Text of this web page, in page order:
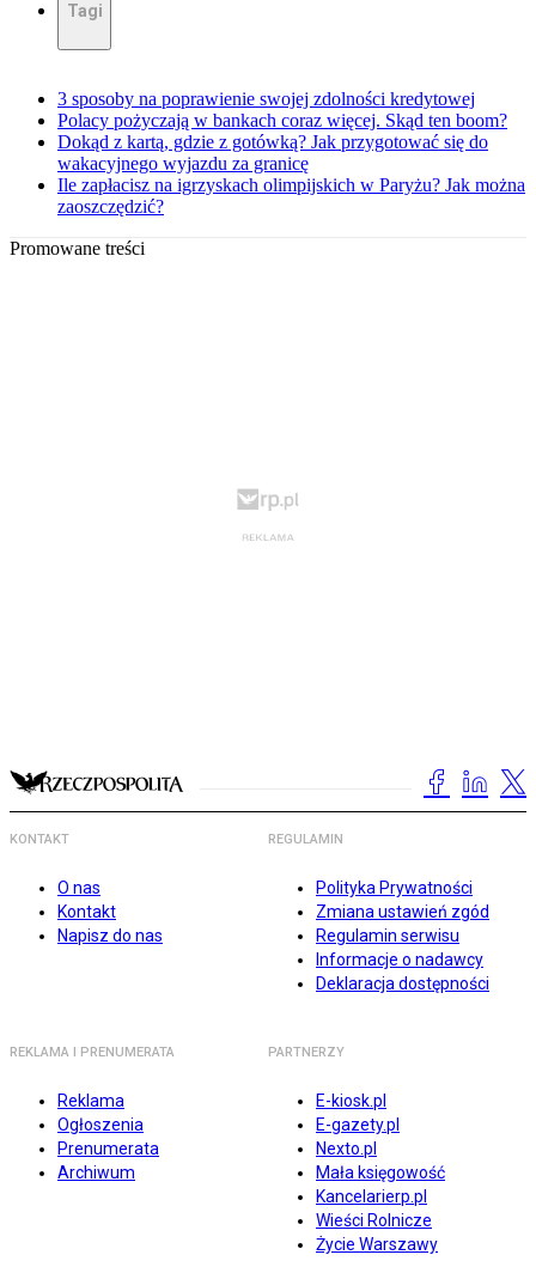
Tagi
3 sposoby na poprawienie swojej zdolności kredytowej
Polacy pożyczają w bankach coraz więcej. Skąd ten boom?
Dokąd z kartą, gdzie z gotówką? Jak przygotować się do
wakacyjnego wyjazdu za granicę
Ile zapłacisz na igrzyskach olimpijskich w Paryżu? Jak można
zaoszczędzić?
Promowane treści
KONTAKT
O nas
Kontakt
Napisz do nas
REGULAMIN
Polityka Prywatności
Zmiana ustawień zgód
Regulamin serwisu
Informacje o nadawcy
Deklaracja dostępności
REKLAMA I PRENUMERATA
Reklama
Ogłoszenia
Prenumerata
Archiwum
PARTNERZY
E-kiosk.pl
E-gazety.pl
Nexto.pl
Mała księgowość
Kancelarierp.pl
Wieści Rolnicze
Życie Warszawy